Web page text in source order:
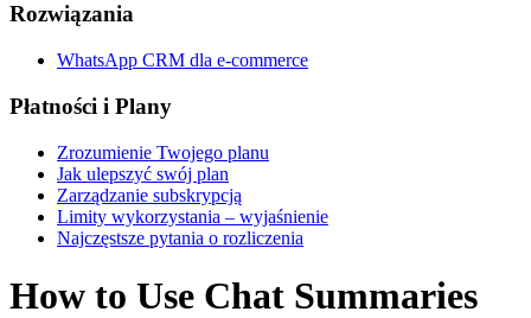
Rozwiązania
WhatsApp CRM dla e-commerce
Płatności i Plany
Zrozumienie Twojego planu
Jak ulepszyć swój plan
Zarządzanie subskrypcją
Limity wykorzystania – wyjaśnienie
Najczęstsze pytania o rozliczenia
How to Use Chat Summaries